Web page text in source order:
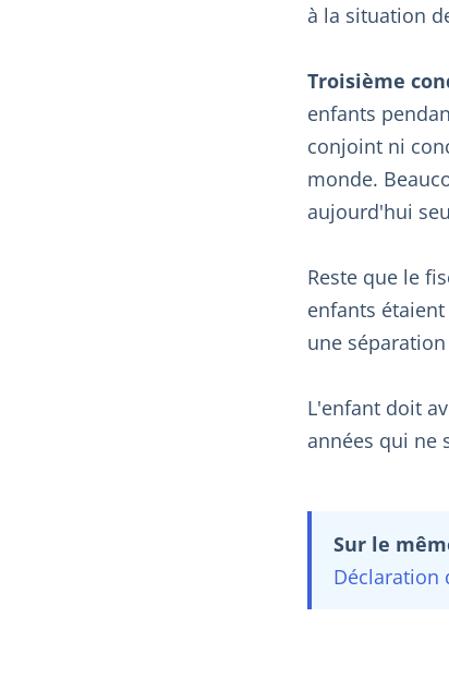
à la situation
Troisième
enfants
conjoint ni
monde.
aujourd'hui
Reste que le
enfants
une
L'enfant doit
années qui ne
Sur le
Déclaration